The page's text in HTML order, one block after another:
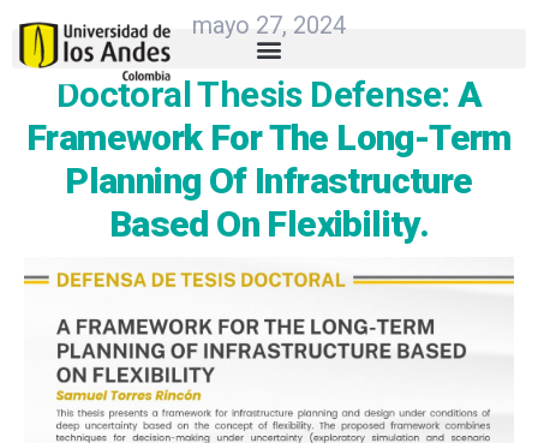
mayo 27, 2024
Doctoral Thesis Defense: A
Framework For The Long-Term
Planning Of Infrastructure
Based On Flexibility.